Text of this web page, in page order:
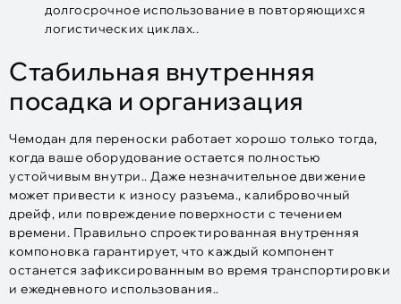
долгосрочное использование в повторяющихся
логистических циклах..
Стабильная внутренняя
посадка и организация
Чемодан для переноски работает хорошо только тогда,
когда ваше оборудование остается полностью
устойчивым внутри.. Даже незначительное движение
может привести к износу разъема., калибровочный
дрейф, или повреждение поверхности с течением
времени. Правильно спроектированная внутренняя
компоновка гарантирует, что каждый компонент
останется зафиксированным во время транспортировки
и ежедневного использования..